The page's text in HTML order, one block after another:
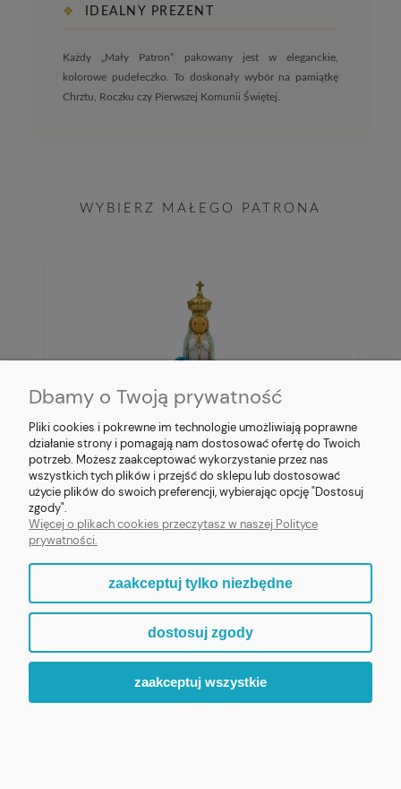
❖ IDEALNY PREZENT
Każdy „Mały Patron” pakowany jest w eleganckie,
kolorowe pudełeczko. To doskonały wybór na pamiątkę
Chrztu, Roczku czy Pierwszej Komunii Świętej.
WYBIERZ MAŁEGO PATRONA
Figurka MB Fatimska z Pastuszkami 8cm (v2)
ZOBACZ WIĘCEJ
❮
Dbamy o Twoją prywatność
Pliki cookies i pokrewne im technologie umożliwiają poprawne
działanie strony i pomagają nam dostosować ofertę do Twoich
potrzeb. Możesz zaakceptować wykorzystanie przez nas
wszystkich tych plików i przejść do sklepu lub dostosować
użycie plików do swoich preferencji, wybierając opcję "Dostosuj
zgody".
Więcej o plikach cookies przeczytasz w naszej Polityce
prywatności.
zaakceptuj tylko niezbędne
dostosuj zgody
zaakceptuj wszystkie